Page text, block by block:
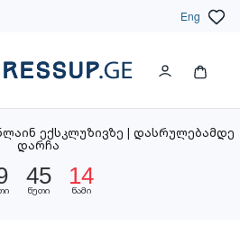
Eng
ექსკლუზივზე | დასრულებამდე
დარჩა
45
წუთი
13
წამი